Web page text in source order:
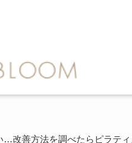
…改善方法を調べたらピラテ